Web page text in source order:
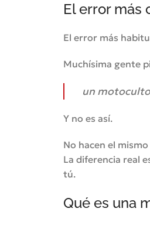
El error más
El error más
Muchísima gente
un
Y no es así.
No hacen el
La diferencia real
tú.
Qué es una